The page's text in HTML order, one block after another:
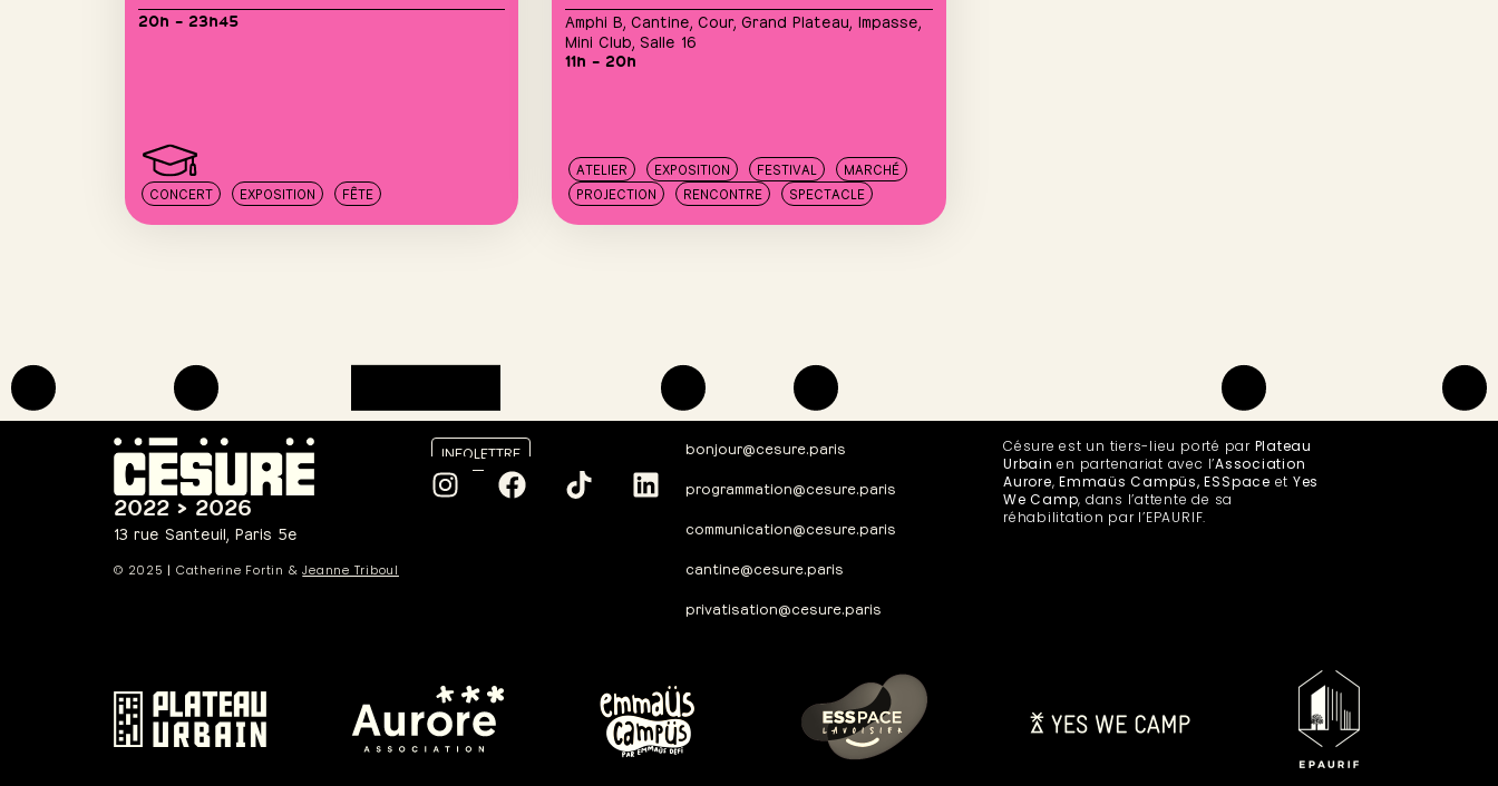
20h – 23h45
CONCERT EXPOSITION FÊTE
Amphi B ,Cantine ,Cour,Grand Plateau Impasse
Mini Club ,Salle 16
11h – 20h
ATELIER EXPOSITION FESTIVAL
MARCHÉ
PROJECTION
RENCONTRE SPECTACLE
2022 > 2026
13 rue Santeuil, Paris 5e
© 2025| Catherine Fortin &Jeanne Triboul
INFOLETTRE bonjour@cesure.paris
programmation@cesure.paris
communication@cesure.paris
cantine@cesure.paris
privatisation@cesure.paris
Césure est un tiers-lieu porté par Plateau
Urbain en partenariat avec l’Association
Aurore,Emmaüs Campüs, ESSpace et Yes
We Camp, dans l’attente de sa
réhabilitation par l’EPAURIF.